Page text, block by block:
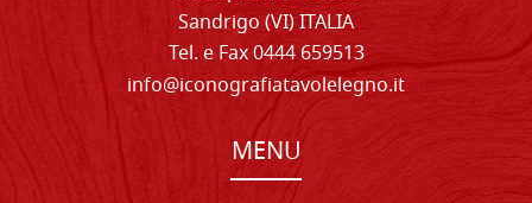
Sandrigo (VI) ITALIA
Tel. e Fax 0444 659513
info@iconografiatavolelegno.it
MENU